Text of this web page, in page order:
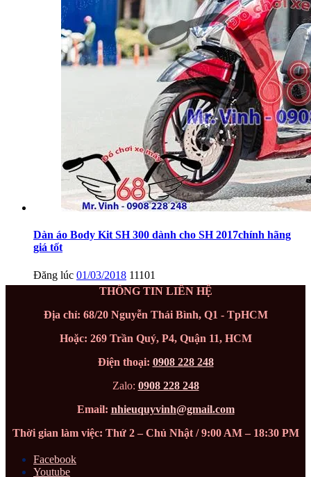
Dàn áo Body Kit SH 300 dành cho SH 2017chính hãng
giá tốt
Đăng lúc 01/03/2018 11101
THÔNG TIN LIÊN HỆ
Địa chỉ: 68/20 Nguyễn Thái Bình, Q1 - TpHCM
Hoặc: 269 Trần Quý, P4, Quận 11, HCM
Điện thoại: 0908 228 248
Zalo: 0908 228 248
Email: nhieuquyvinh@gmail.com
Thời gian làm việc: Thứ 2 – Chủ Nhật / 9:00 AM – 18:30 PM
Facebook
Youtube